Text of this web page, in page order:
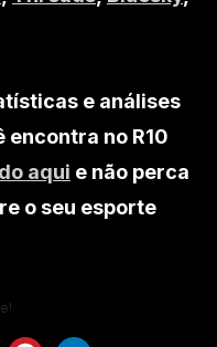
e análises
no R10
aqui e não perca
o seu esporte